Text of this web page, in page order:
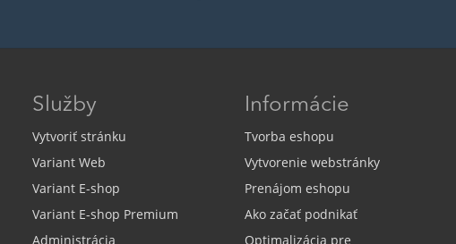
Služby
Vytvoriť stránku
Variant Web
Variant E-shop
Variant E-shop Premium
Administrácia
Informácie
Tvorba eshopu
Vytvorenie webstránky
Prenájom eshopu
Ako začať podnikať
Optimalizácia pre